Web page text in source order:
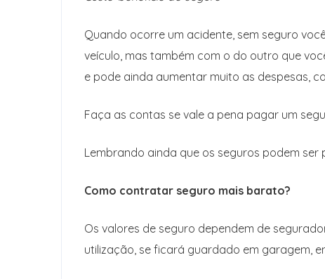
Quando ocorre um acidente, sem seguro
veículo, mas também com o do outro que
e pode ainda aumentar muito as despesas,
Faça as contas se vale a pena pagar um
Lembrando ainda que os seguros podem ser
Como contratar seguro mais barato?
Os valores de seguro dependem de
utilização, se ficará guardado em garagem,